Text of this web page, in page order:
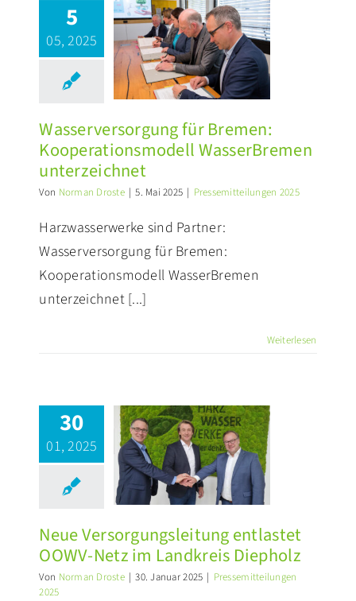
5
05, 2025
Bremen:
2025
Wasserversorgung für Bremen:
Kooperationsmodell WasserBremen
unterzeichnet
Von Norman Droste | 5. Mai 2025 | Pressemitteilungen 2025
Harzwasserwerke sind Partner:
Wasserversorgung für Bremen:
Kooperationsmodell WasserBremen
unterzeichnet [...]
Weiterlesen
30
01, 2025
Neue
entlastet
Netz im
2025
Neue Versorgungsleitung entlastet
OOWV-Netz im Landkreis Diepholz
Von Norman Droste | 30. Januar 2025 | Pressemitteilungen
2025